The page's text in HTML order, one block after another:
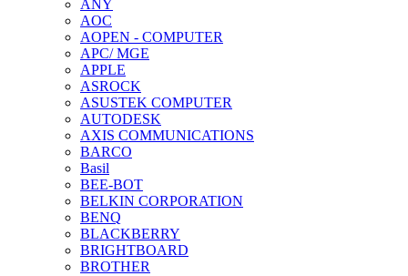
ANY
AOC
AOPEN - COMPUTER
APC/ MGE
APPLE
ASROCK
ASUSTEK COMPUTER
AUTODESK
AXIS COMMUNICATIONS
BARCO
Basil
BEE-BOT
BELKIN CORPORATION
BENQ
BLACKBERRY
BRIGHTBOARD
BROTHER